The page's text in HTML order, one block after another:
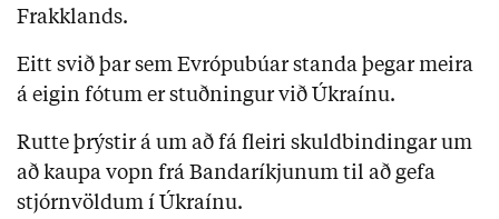
Frakklands.
Eitt svið þar sem Evrópubúar standa þegar meira
á eigin fótum er stuðningur við Úkraínu.
Rutte þrýstir á um að fá fleiri skuldbindingar um
að kaupa vopn frá Bandaríkjunum til að gefa
stjórnvöldum í Úkraínu.